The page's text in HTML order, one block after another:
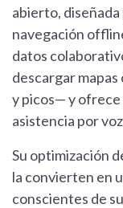
abierto,
navegación
datos
descargar
y picos— y ofrece
asistencia por
Su optimización
la convierten en
conscientes de